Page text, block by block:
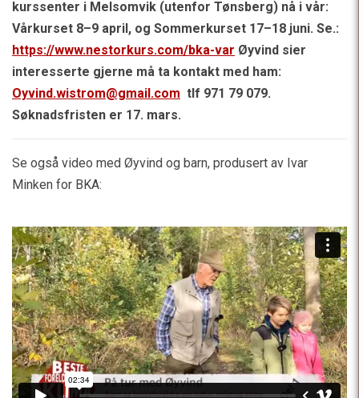
kurssenter i Melsomvik (utenfor Tønsberg) nå i vår:
Vårkurset 8–9 april, og Sommerkurset 17–18 juni. Se.:
https://www.nestorkurs.com/bka-var Øyvind sier
interesserte gjerne må ta kontakt med ham:
Oyvind.wistrom@gmail.com tlf 971 79 079.
Søknadsfristen er 17. mars.
Se også video med Øyvind og barn, produsert av Ivar
Minken for BKA: